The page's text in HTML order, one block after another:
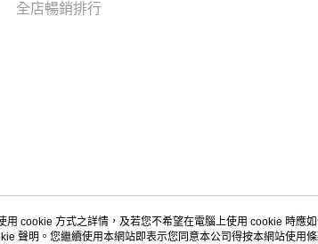
全店暢銷排行
於我們 客戶服務
用 cookie 方式之詳情，及若您不希望在電腦上使用 cookie 時應
聲明。您繼續使用本網站即表示您同意本公司得按本網站使用